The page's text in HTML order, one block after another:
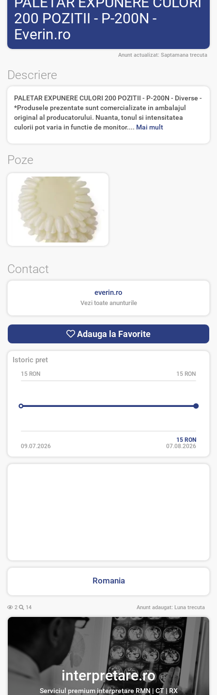
200 POZITII - P-200N -
Everin.ro
Anunt actualizat: Saptamana trecuta
Descriere
PALETAR EXPUNERE CULORI 200 POZITII - P-200N - Diverse -
*Produsele prezentate sunt comercializate in ambalajul
original al producatorului. Nuanta, tonul si intensitatea
culorii pot varia in functie de monitor.... Mai mult
Poze
Contact
everin.ro
Vezi toate anunturile
Adauga la Favorite
Istoric pret
15 RON 15 RON
15 RON
09.07.2026
07.08.2026
Romania
2 14 Anunt adaugat: Luna trecuta
interpretare.ro
Serviciul premium interpretare RMN | CT | RX